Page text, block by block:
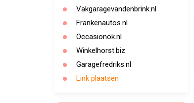
Vakgaragevandenbrink.nl
Frankenautos.nl
Occasionok.nl
Winkelhorst.biz
Garagefredriks.nl
Link plaatsen